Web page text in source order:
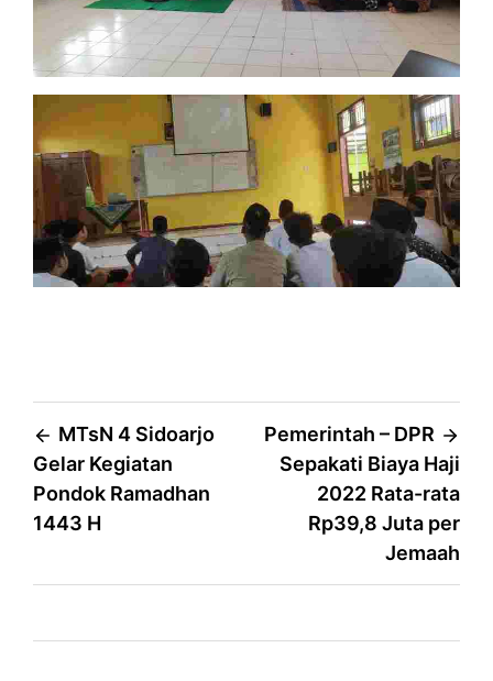
Post
navigation
MTsN 4 Sidoarjo
Gelar Kegiatan
Pondok Ramadhan
1443 H
Pemerintah – DPR
Sepakati Biaya Haji
2022 Rata-rata
Rp39,8 Juta per
Jemaah